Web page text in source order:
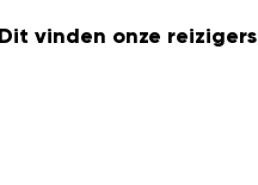
Dit vinden onze reizigers